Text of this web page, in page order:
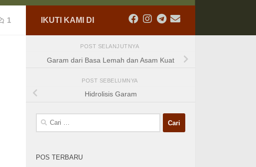
1 IKUTI KAMI DI
POST SELANJUTNYA
Garam dari Basa Lemah dan Asam Kuat
POST SEBELUMNYA
Hidrolisis Garam
Cari
POS TERBARU